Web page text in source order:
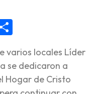
varios locales Líder
se dedicaron a
Hogar de Cristo